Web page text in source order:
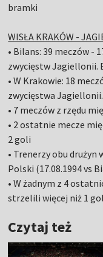
bramki
WISŁA KRAKÓW -
• Bilans: 39 meczów -
zwycięstw Jagiellonii.
• W Krakowie: 18
zwycięstwa Jagiellonii.
• 7 meczów z rzędu
• 2 ostatnie mecze
2 goli
• Trenerzy obu
Polski (17.08.1994 vs
• W żadnym z 4
strzelili więcej niż 1
Czytaj też